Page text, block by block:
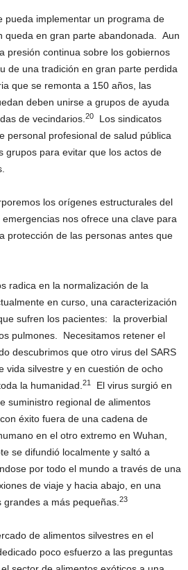
pueda implementar un programa de
queda en gran parte abandonada. Aun
presión continua sobre los gobiernos
de una tradición en gran parte perdida
que se remonta a 150 años, las
deben unirse a grupos de ayuda
de vecindarios. 20
Los sindicatos
personal profesional de salud pública
grupos para evitar que los actos de
los orígenes estructurales del
nos ofrece una clave para
protección de las personas antes que
radica en la normalización de la
en curso, una caracterización
sufren los pacientes: la proverbial
pulmones. Necesitamos retener el
descubrimos que otro virus del SARS
vida silvestre y en cuestión de ocho
la humanidad. 21
El virus surgió en
suministro regional de alimentos
éxito fuera de una cadena de
en el otro extremo en Wuhan,
se difundió localmente y saltó a
por todo el mundo a través de una
de viaje y hacia abajo, en una
a más pequeñas. 23
de alimentos silvestres en el
poco esfuerzo a las preguntas